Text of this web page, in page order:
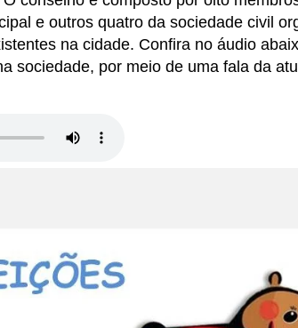
e outros quatro da sociedade civil
na cidade. Confira no áudio
sociedade, por meio de uma fala da